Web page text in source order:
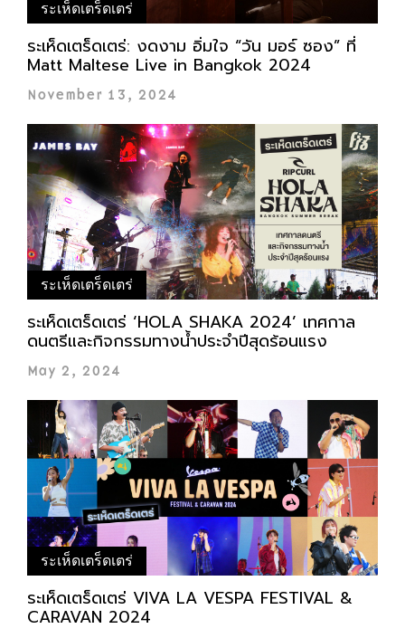
ระเห็ดเตร็ดเตร่
ระเห็ดเตร็ดเตร่: งดงาม อิ่มใจ “วัน มอร์​ ซอง” ที่
Matt Maltese Live in Bangkok 2024
November 13, 2024
ระเห็ดเตร็ดเตร่
ระเห็ดเตร็ดเตร่ ‘HOLA SHAKA 2024’ เทศกาล
ดนตรีและกิจกรรมทางน้ำประจำปีสุดร้อนแรง
May 2, 2024
ระเห็ดเตร็ดเตร่
ระเห็ดเตร็ดเตร่ VIVA LA VESPA FESTIVAL &
CARAVAN 2024